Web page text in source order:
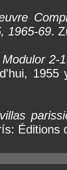
1965-69.
Modulor 2-
Éditions